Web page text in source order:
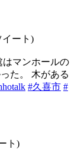
イート)
マンホールの
た。 木がある
#久喜市 #
ト)